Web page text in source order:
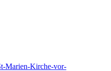
Marien-Kirche-vor-